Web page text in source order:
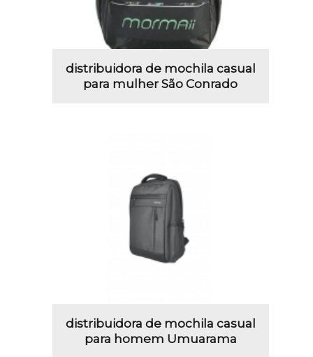
distribuidora de mochila casual
para mulher São Conrado
distribuidora de mochila casual
para homem Umuarama